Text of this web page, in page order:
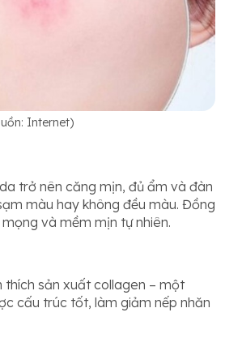
Internet)
trở nên căng mịn, đủ ẩm và đàn
màu hay không đều màu. Đồng
và mềm mịn tự nhiên.
sản xuất collagen – một
cấu trúc tốt, làm giảm nếp nhăn